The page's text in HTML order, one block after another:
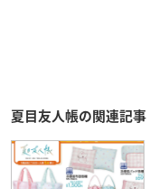
夏目友人帳の関連記事